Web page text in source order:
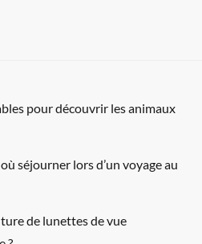
pour découvrir les animaux
séjourner lors d’un voyage au
de lunettes de vue